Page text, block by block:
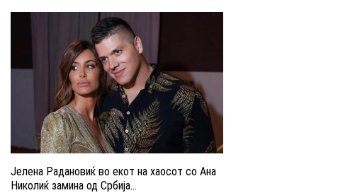
Јелена Радановиќ во екот на хаосот со Ана
Николиќ замина од Србија...